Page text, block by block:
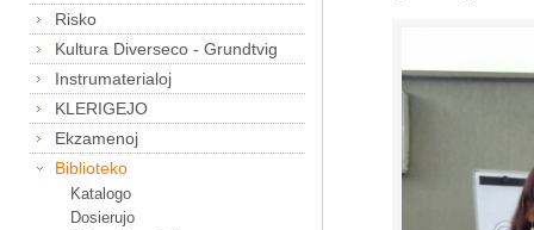
Risko
Kultura Diverseco - Grundtvig
Instrumaterialoj
KLERIGEJO
Ekzamenoj
Biblioteko
Katalogo
Dosierujo